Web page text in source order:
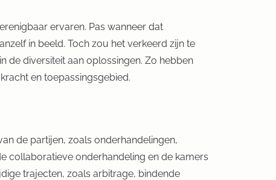
ervaren. Pas wanneer dat
in beeld. Toch zou het verkeerd zijn te
de diversiteit aan oplossingen. Zo hebben
en toepassingsgebied.
de partijen, zoals onderhandelingen,
collaboratieve onderhandeling en de kamers
trajecten, zoals arbitrage, bindende